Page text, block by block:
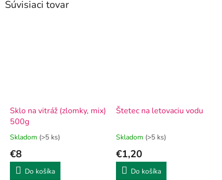
Súvisiaci tovar
Sklo na vitráž (zlomky, mix)
500g
Skladom (>5 ks)
€8
Do košíka
Štetec na letovaciu vodu
Skladom (>5 ks)
€1,20
Do košíka